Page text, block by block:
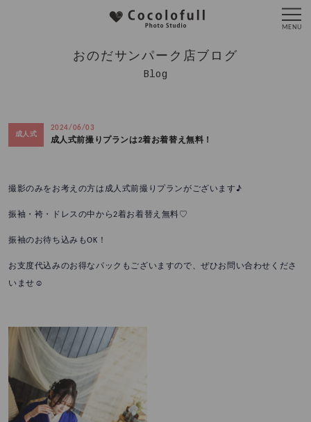
おのだサンパーク店ブログ
Blog
成人式
2024/06/03
成人式前撮りプランは2着お着替え無料！
撮影のみをお考えの方は成人式前撮りプランがございます♪
振袖・袴・ドレスの中から2着お着替え無料♡
振袖のお待ち込みもOK！
お支度代込みのお得なパックもございますので、ぜひお問い合わせくださ
いませ☺